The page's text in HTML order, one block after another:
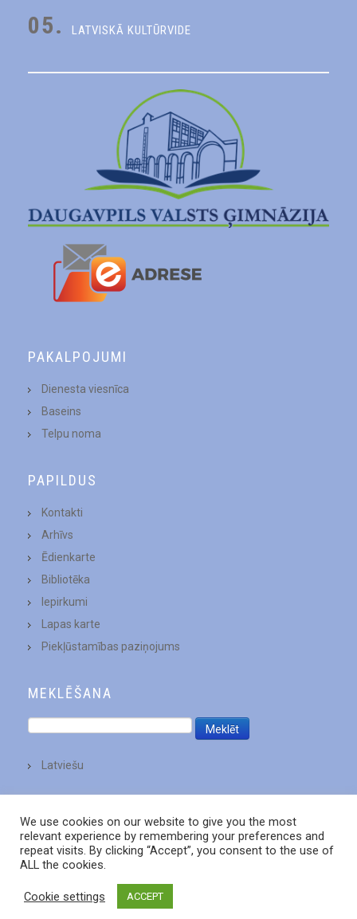
05. LATVISKĀ KULTŪRVIDE
PAKALPOJUMI
Dienesta viesnīca
Baseins
Telpu noma
PAPILDUS
Kontakti
Arhīvs
Ēdienkarte
Bibliotēka
Iepirkumi
Lapas karte
Piekļūstamības paziņojums
MEKLĒŠANA
Latviešu
We use cookies on our website to give you the most
relevant experience by remembering your preferences and
repeat visits. By clicking “Accept”, you consent to the use of
ALL the cookies.
Cookie settings ACCEPT